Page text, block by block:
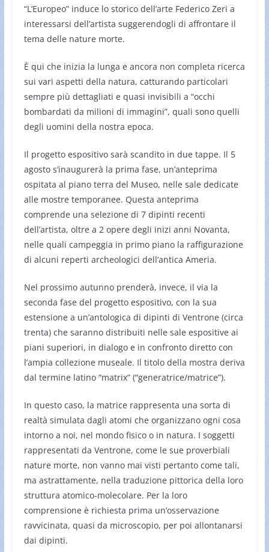
“L’Europeo” induce lo storico dell’arte Federico Zeri a
interessarsi dell’artista suggerendogli di affrontare il
tema delle nature morte.
È qui che inizia la lunga e ancora non completa ricerca
sui vari aspetti della natura, catturando particolari
sempre più dettagliati e quasi invisibili a “occhi
bombardati da milioni di immagini”, quali sono quelli
degli uomini della nostra epoca.
Il progetto espositivo sarà scandito in due tappe. Il 5
agosto s’inaugurerà la prima fase, un’anteprima
ospitata al piano terra del Museo, nelle sale dedicate
alle mostre temporanee. Questa anteprima
comprende una selezione di 7 dipinti recenti
dell’artista, oltre a 2 opere degli inizi anni Novanta,
nelle quali campeggia in primo piano la raffigurazione
di alcuni reperti archeologici dell’antica Ameria.
Nel prossimo autunno prenderà, invece, il via la
seconda fase del progetto espositivo, con la sua
estensione a un’antologica di dipinti di Ventrone (circa
trenta) che saranno distribuiti nelle sale espositive ai
piani superiori, in dialogo e in confronto diretto con
l’ampia collezione museale. Il titolo della mostra deriva
dal termine latino “matrix” (“generatrice/matrice”).
In questo caso, la matrice rappresenta una sorta di
realtà simulata dagli atomi che organizzano ogni cosa
intorno a noi, nel mondo fisico o in natura. I soggetti
rappresentati da Ventrone, come le sue proverbiali
nature morte, non vanno mai visti pertanto come tali,
ma astrattamente, nella traduzione pittorica della loro
struttura atomico-molecolare. Per la loro
comprensione è richiesta prima un’osservazione
ravvicinata, quasi da microscopio, per poi allontanarsi
dai dipinti.